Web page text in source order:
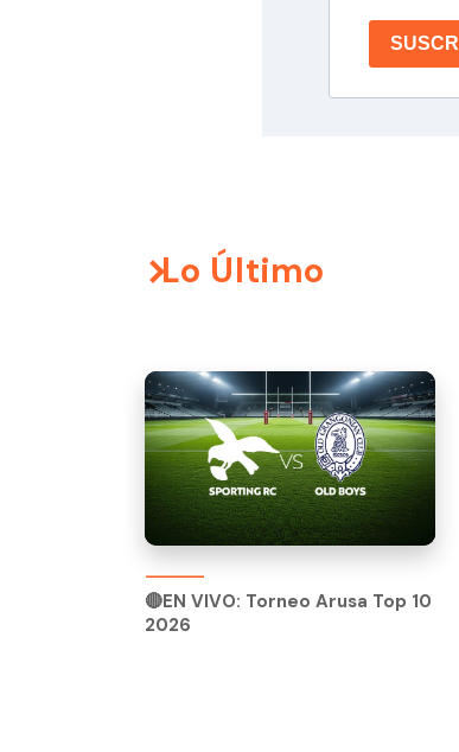
Lo Último
2026
🔴EN VIVO: Torneo Arusa Top 10
2026